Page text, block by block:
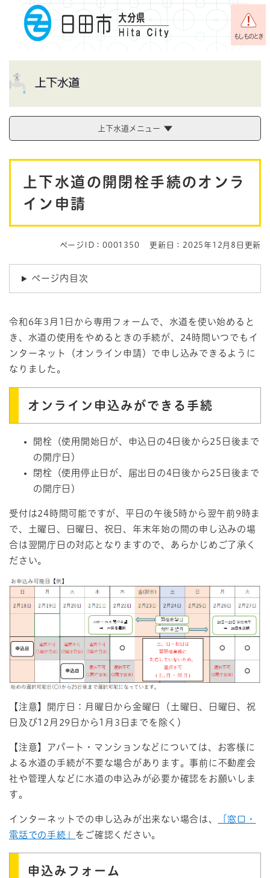
メニューを飛ばして本文へ
もしものとき
上下水道メニュー
上下水道の開閉栓手続のオンラ
イン申請
ページID：0001350 更新日：2025年12月8日更新
ページ内目次
令和6年3月1日から専用フォームで、水道を使い始めると
き、水道の使用をやめるときの手続が、24時間いつでもイ
ンターネット（オンライン申請）で申し込みできるように
なりました。
オンライン申込みができる手続
開栓（使用開始日が、申込日の4日後から25日後まで
の開庁日）
閉栓（使用停止日が、届出日の4日後から25日後まで
の開庁日）
受付は24時間可能ですが、平日の午後5時から翌午前9時ま
で、土曜日、日曜日、祝日、年末年始の間の申し込みの場
合は翌開庁日の対応となりますので、あらかじめご了承く
ださい。
【注意】開庁日：月曜日から金曜日（土曜日、日曜日、祝
日及び12月29日から1月3日までを除く）
【注意】アパート・マンションなどについては、お客様に
よる水道の手続が不要な場合があります。事前に不動産会
社や管理人などに水道の申込みが必要か確認をお願いしま
す。
インターネットでの申し込みが出来ない場合は、
「窓口・
電話での手続」 をご確認ください。
申込みフォーム